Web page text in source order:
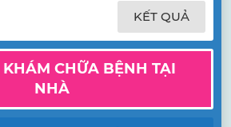
KẾT QUẢ
CHỮA BỆNH TẠI
NHÀ